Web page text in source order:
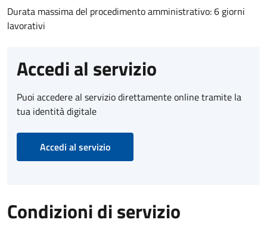
Durata massima del procedimento amministrativo: 6 giorni
lavorativi
Accedi al servizio
Puoi accedere al servizio direttamente online tramite la
tua identità digitale
Accedi al servizio
Condizioni di servizio